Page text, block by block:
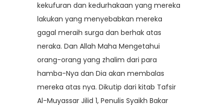
kekufuran dan kedurhakaan yang mereka
lakukan yang menyebabkan mereka
gagal meraih surga dan berhak atas
neraka. Dan Allah Maha Mengetahui
orang-orang yang zhalim dari para
hamba-Nya dan Dia akan membalas
mereka atas nya. Dikutip dari kitab Tafsir
Al-Muyassar Jilid 1, Penulis Syaikh Bakar